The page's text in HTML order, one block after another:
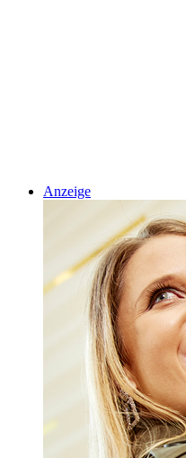
Anzeige